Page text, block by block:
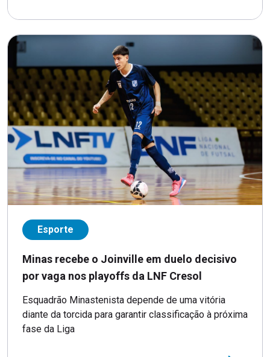
Esporte
Minas recebe o Joinville em duelo decisivo
por vaga nos playoffs da LNF Cresol
Esquadrão Minastenista depende de uma vitória
diante da torcida para garantir classificação à próxima
fase da Liga